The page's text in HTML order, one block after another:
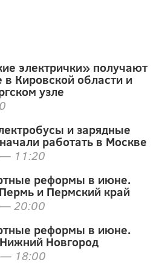
электрички» получают
в Кировской области и
узле
и зарядные
работать в Москве
11:20
реформы в июне.
и Пермский край
20:00
реформы в июне.
Новгород
18:00